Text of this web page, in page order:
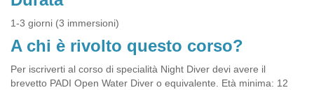
1-3 giorni (3 immersioni)
A chi è rivolto questo corso?
Per iscriverti al corso di specialità Night Diver devi avere il
brevetto PADI Open Water Diver o equivalente. Età minima: 12